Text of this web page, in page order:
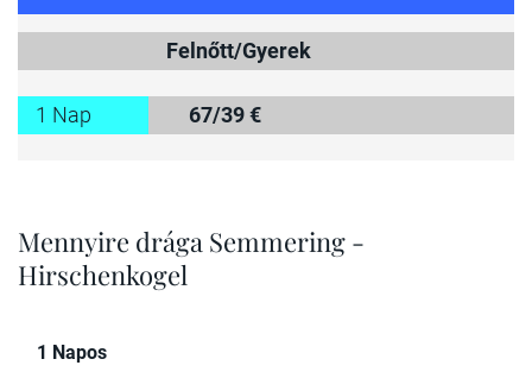
Felnőtt/Gyerek
1 Nap 67/39 €
Mennyire drága Semmering -
Hirschenkogel
1 Napos